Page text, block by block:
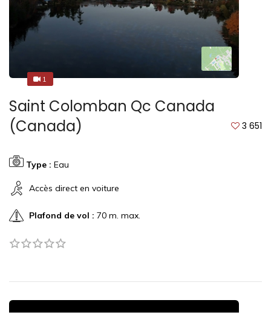
1
1
Saint Colomban Qc Canada
(Canada)
3 651
Type : Eau
Accès direct en voiture
Plafond de vol : 70 m. max.